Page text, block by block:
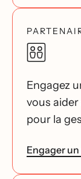
Engagez
vous
pour la
Engager